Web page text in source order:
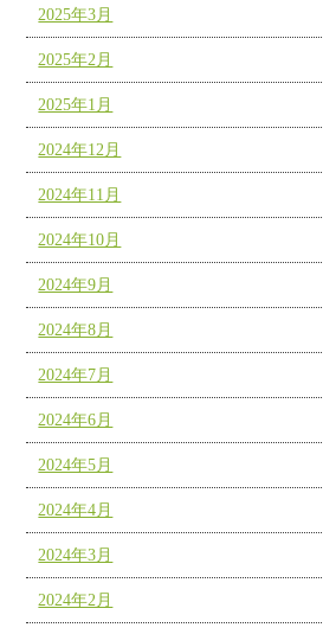
2025年3月
2025年2月
2025年1月
2024年12月
2024年11月
2024年10月
2024年9月
2024年8月
2024年7月
2024年6月
2024年5月
2024年4月
2024年3月
2024年2月